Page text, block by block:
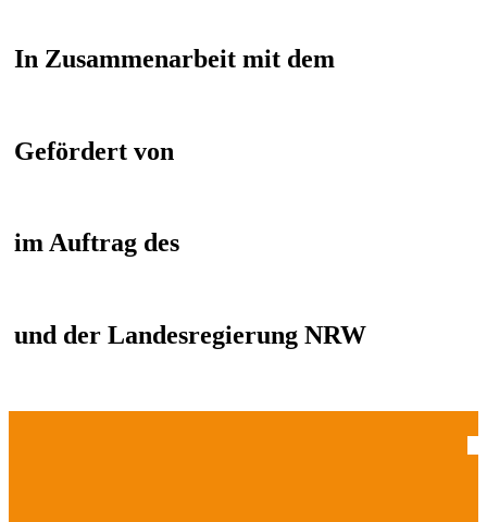
In Zusammenarbeit mit dem
Gefördert von
im Auftrag des
und der Landesregierung NRW